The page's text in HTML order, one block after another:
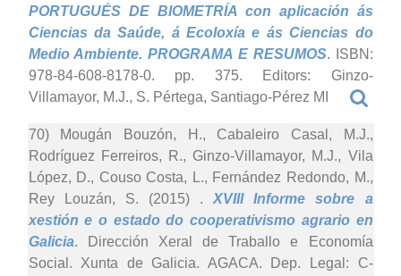
PORTUGUÉS DE BIOMETRÍA con aplicación ás
Ciencias da Saúde, á Ecoloxía e ás Ciencias do
Medio Ambiente. PROGRAMA E RESUMOS. ISBN:
978-84-608-8178-0. pp. 375. Editors: Ginzo-
Villamayor, M.J., S. Pértega, Santiago-Pérez MI
70) Mougán Bouzón, H., Cabaleiro Casal, M.J.,
Rodríguez Ferreiros, R., Ginzo-Villamayor, M.J., Vila
López, D., Couso Costa, L., Fernández Redondo, M.,
Rey Louzán, S. (2015) .XVIII Informe sobre a
xestión e o estado do cooperativismo agrario en
Galicia. Dirección Xeral de Traballo e Economía
Social. Xunta de Galicia. AGACA. Dep. Legal: C-